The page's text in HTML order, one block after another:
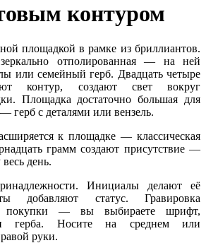
контуром
площадкой в рамке из бриллиантов.
отполированная — на ней
или семейный герб. Двадцать четыре
контур, создают свет вокруг
Площадка достаточно большая для
герб с деталями или вензель.
к площадке — классическая
грамм создают присутствие —
день.
Инициалы делают её
добавляют статус. Гравировка
покупки — вы выбираете шрифт,
герба. Носите на среднем или
руки.